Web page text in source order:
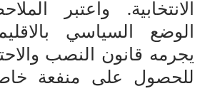
الانتخابية. واعتبر
الوضع السياسي
يجرمه قانون النصب
للحصول على منفعة